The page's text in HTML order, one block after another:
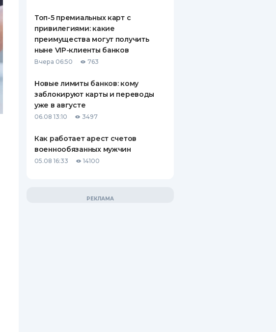
Топ-5 премиальных карт с
привилегиями: какие
преимущества могут получить
ныне VIP-клиенты банков
Вчера 06:50 763
Новые лимиты банков: кому
заблокируют карты и переводы
уже в августе
06.08 13:10 3497
Как работает арест счетов
военнообязанных мужчин
05.08 16:33 14100